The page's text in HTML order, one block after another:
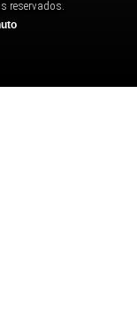
reservados.